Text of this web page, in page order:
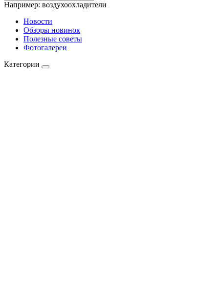
Например: воздухоохладители
Новости
Обзоры новинок
Полезные советы
Фотогалереи
Категории